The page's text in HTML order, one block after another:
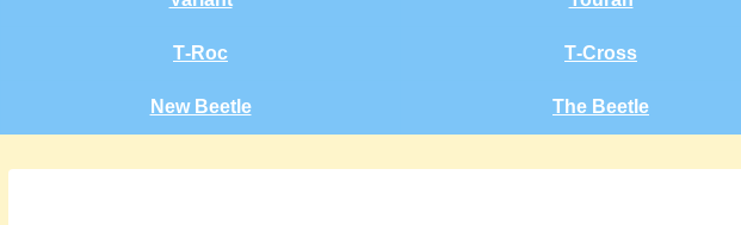
T‑Roc T‑Cross
New Beetle The Beetle